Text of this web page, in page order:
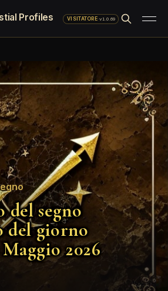
Profiles VISITATORE·v1.0.69
del segno
del giorno
2026